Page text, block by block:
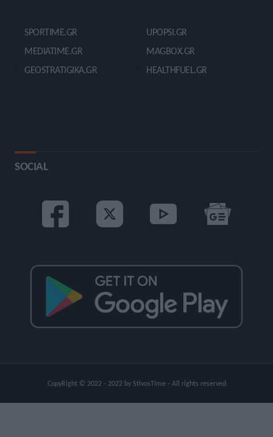
SPORTIME.GR
MEDIATIME.GR
GEOSTRATIGIKA.GR
UPOPSI.GR
MAGBOX.GR
HEALTHFUEL.GR
SOCIAL
CopyRight © 2022 - 2022 by StivosTime - All rights reserved